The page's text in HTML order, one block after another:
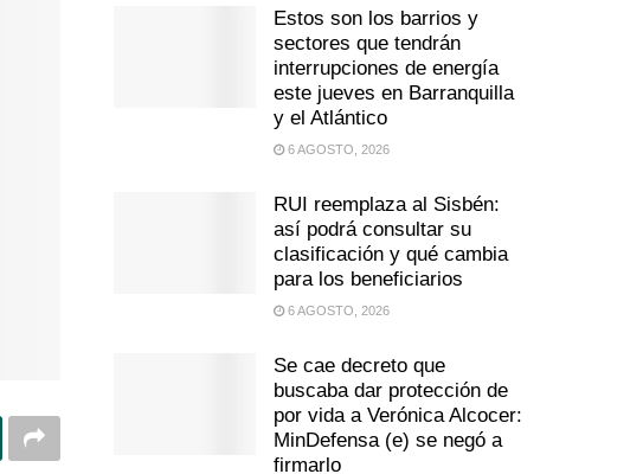
Estos son los barrios y
sectores que tendrán
interrupciones de energía
este jueves en Barranquilla
y el Atlántico
6 AGOSTO, 2026
RUI reemplaza al Sisbén:
así podrá consultar su
clasificación y qué cambia
para los beneficiarios
6 AGOSTO, 2026
Se cae decreto que
buscaba dar protección de
por vida a Verónica Alcocer:
MinDefensa (e) se negó a
firmarlo